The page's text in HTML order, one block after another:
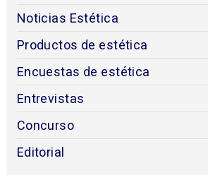
Noticias Estética
Productos de estética
Encuestas de estética
Entrevistas
Concurso
Editorial